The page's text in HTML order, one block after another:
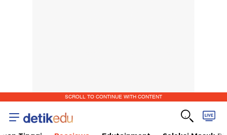
SCROLL TO CONTINUE WITH CONTENT